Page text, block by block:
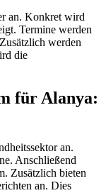
an. Konkret wird
Termine werden
werden
die
für Alanya:
an.
Anschließend
Zusätzlich bieten
an. Dies